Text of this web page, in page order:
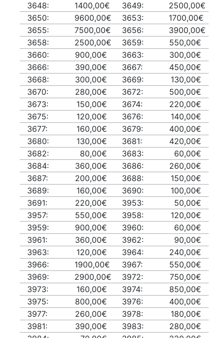
3648:
1400,00€ 3649:
2500,00€
3650:
9600,00€ 3653:
1700,00€
3655:
7500,00€ 3656:
3900,00€
3658:
2500,00€ 3659:
550,00€
3660:
900,00€ 3663:
300,00€
3666:
390,00€ 3667:
450,00€
3668:
300,00€ 3669:
130,00€
3670:
280,00€ 3672:
500,00€
3673:
150,00€ 3674:
220,00€
3675:
120,00€ 3676:
140,00€
3677:
160,00€ 3679:
400,00€
3680:
130,00€ 3681:
420,00€
3682:
80,00€ 3683:
60,00€
3684:
360,00€ 3686:
260,00€
3687:
200,00€ 3688:
150,00€
3689:
160,00€ 3690:
100,00€
3691:
220,00€ 3953:
50,00€
3957:
550,00€ 3958:
120,00€
3959:
900,00€ 3960:
60,00€
3961:
360,00€ 3962:
90,00€
3963:
120,00€ 3964:
240,00€
3966:
1900,00€ 3967:
550,00€
3969:
2900,00€ 3972:
750,00€
3973:
160,00€ 3974:
850,00€
3975:
800,00€ 3976:
400,00€
3977:
260,00€ 3978:
180,00€
3981:
390,00€ 3983:
280,00€